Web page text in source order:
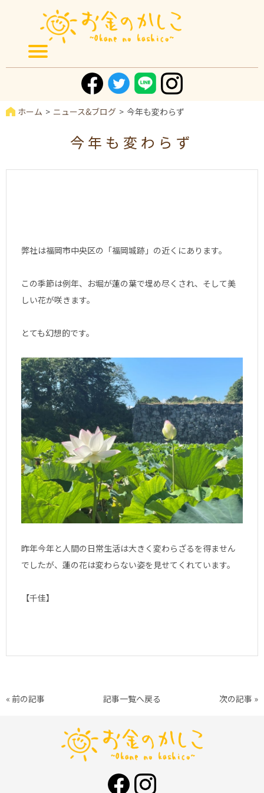
ホーム ニュース&ブログ 今年も変わらず
今年も変わらず
弊社は福岡市中央区の「福岡城跡」の近くにあります。
この季節は例年、お堀が蓮の葉で埋め尽くされ、そして美
しい花が咲きます。
とても幻想的です。
昨年今年と人間の日常生活は大きく変わらざるを得ません
でしたが、蓮の花は変わらない姿を見せてくれています。
【千佳】
« 前の記事 記事一覧へ戻る 次の記事 »